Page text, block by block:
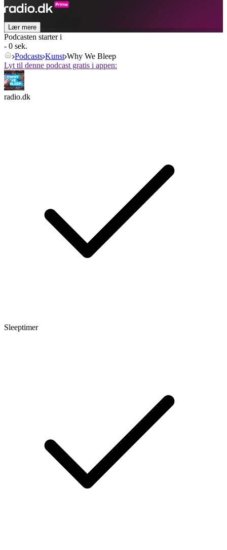
Lær mere
Podcasten starter i
- 0 sek.
Podcasts Kunst Why We Bleep
Lyt til denne podcast gratis i appen:
radio.dk
Sleeptimer